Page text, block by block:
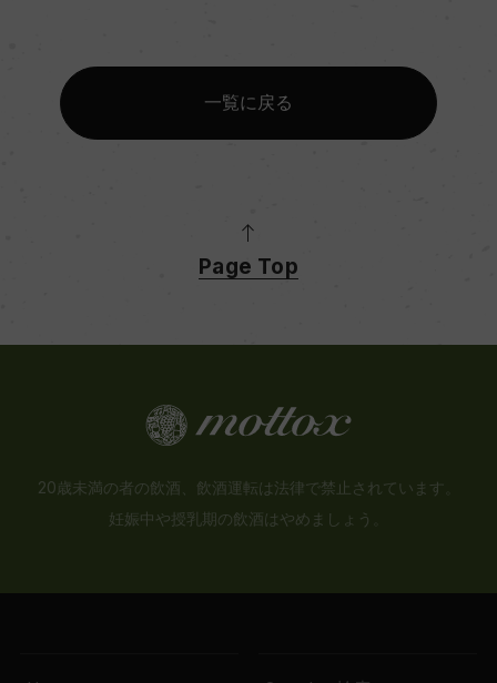
一覧に戻る
Page Top
20歳未満の者の飲酒、飲酒運転は法律で禁止されています。
妊娠中や授乳期の飲酒はやめましょう。